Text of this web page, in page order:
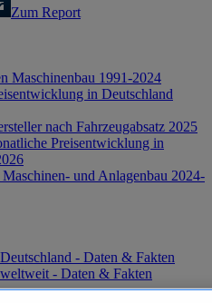
Zum Report
Maschinenbau 1991-2024
in Deutschland
nach Fahrzeugabsatz 2025
Preisentwicklung in
und Anlagenbau 2024-
- Daten & Fakten
- Daten & Fakten